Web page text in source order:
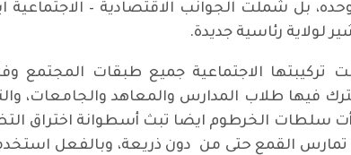
بل شملت الجوانب الاقتصادية – الاجتماعية
رئاسية جديدة.
الاجتماعية جميع طبقات المجتمع
فيها طلاب المدارس والمعاهد والجامعات،
سلطات الخرطوم ايضا تبث أسطوانة اختراق
القمع حتى من دون ذريعة، وبالفعل